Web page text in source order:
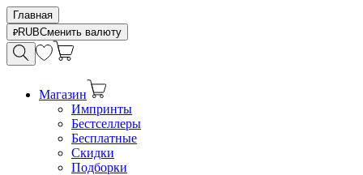
Главная
RUBСменить валюту
Магазин
Импринты
Бестселлеры
Бесплатные
Скидки
Подборки